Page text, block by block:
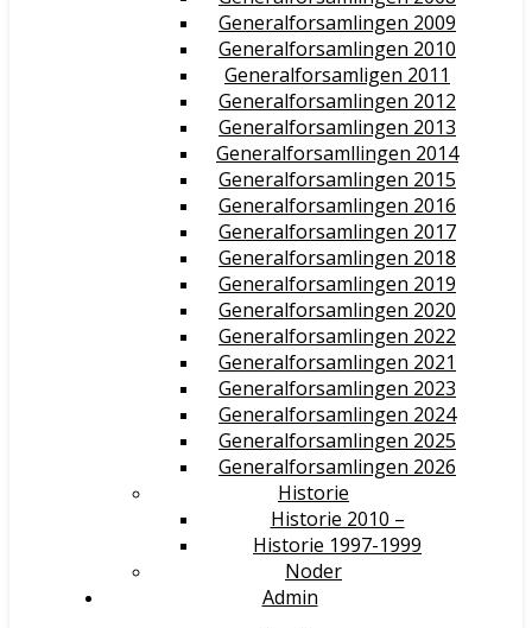
Generalforsamlingen 2009
Generalforsamlingen 2010
Generalforsamligen 2011
Generalforsamlingen 2012
Generalforsamlingen 2013
Generalforsamllingen 2014
Generalforsamlingen 2015
Generalforsamlingen 2016
Generalforsamlingen 2017
Generalforsamlingen 2018
Generalforsamlingen 2019
Generalforsamlingen 2020
Generalforsamlingen 2022
Generalforsamlingen 2021
Generalforsamlingen 2023
Generalforsamlingen 2024
Generalforsamlingen 2025
Generalforsamlingen 2026
Historie
Historie 2010 –
Historie 1997-1999
Noder
Admin